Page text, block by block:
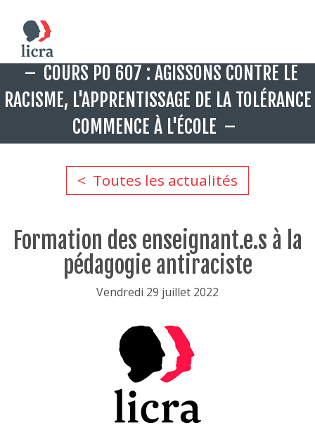
Aller
contenu
principal
COURS PO 607 : AGISSONS CONTRE LE
RACISME, L'APPRENTISSAGE DE LA TOLÉRANCE
COMMENCE À L'ÉCOLE
Toutes les actualités
Formation des enseignant.e.s à la
pédagogie antiraciste
Vendredi 29 juillet 2022